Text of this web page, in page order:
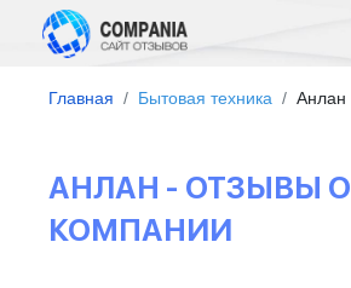
Главная Бытовая техника Анлан
АНЛАН - ОТЗЫВЫ О
КОМПАНИИ